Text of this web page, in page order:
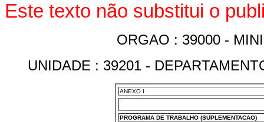
Este texto não substitui o
ORGAO : 39000 -
UNIDADE : 39201 -
ANEXO I
PROGRAMA DE TRABALHO (SUPLEMENTACAO)